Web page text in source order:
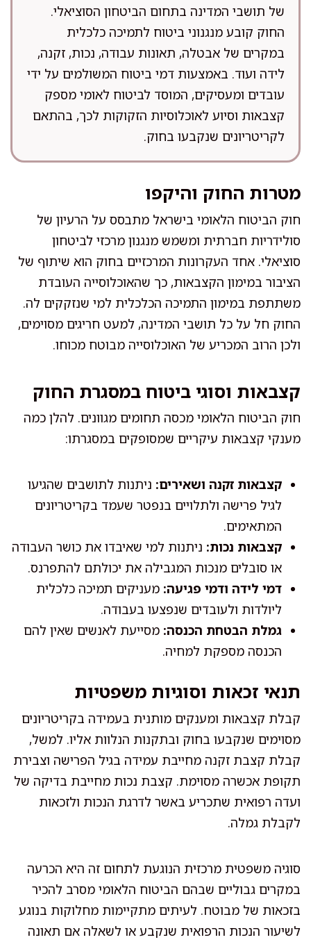
של תושבי המדינה בתחום הביטחון הסוציאלי.
החוק קובע מנגנוני ביטוח לתמיכה כלכלית
במקרים של אבטלה, תאונות עבודה, נכות, זקנה,
לידה ועוד. באמצעות דמי ביטוח המשולמים על ידי
עובדים ומעסיקים, המוסד לביטוח לאומי מספק
קצבאות וסיוע לאוכלוסיות הזקוקות לכך, בהתאם
לקריטריונים שנקבעו בחוק.
מטרות החוק והיקפו
חוק הביטוח הלאומי בישראל מתבסס על הרעיון של
סולידריות חברתית ומשמש מנגנון מרכזי לביטחון
סוציאלי. אחד העקרונות המרכזיים בחוק הוא שיתוף של
הציבור במימון הקצבאות, כך שהאוכלוסייה העובדת
משתתפת במימון התמיכה הכלכלית למי שנזקקים לה.
החוק חל על כל תושבי המדינה, למעט חריגים מסוימים,
ולכן הרוב המכריע של האוכלוסייה מבוטח מכוחו.
קצבאות וסוגי ביטוח במסגרת החוק
חוק הביטוח הלאומי מכסה תחומים מגוונים. להלן כמה
מענקי קצבאות עיקריים שמסופקים במסגרתו:
קצבאות זקנה ושאירים: ניתנות לתושבים שהגיעו
לגיל פרישה ולתלויים בנפטר שעמד בקריטריונים
המתאימים.
קצבאות נכות: ניתנות למי שאיבדו את כושר העבודה
או סובלים מנכות המגבילה את יכולתם להתפרנס.
דמי לידה ודמי פגיעה: מעניקים תמיכה כלכלית
ליולדות ולעובדים שנפצעו בעבודה.
גמלת הבטחת הכנסה: מסייעת לאנשים שאין להם
הכנסה מספקת למחיה.
תנאי זכאות וסוגיות משפטיות
קבלת קצבאות ומענקים מותנית בעמידה בקריטריונים
מסוימים שנקבעו בחוק ובתקנות הנלוות אליו. למשל,
קבלת קצבת זקנה מחייבת עמידה בגיל הפרישה וצבירת
תקופת אכשרה מסוימת. קצבת נכות מחייבת בדיקה של
ועדה רפואית שתכריע באשר לדרגת הנכות ולזכאות
לקבלת גמלה.
סוגיה משפטית מרכזית הנוגעת לתחום זה היא הכרעה
במקרים גבוליים שבהם הביטוח הלאומי מסרב להכיר
בזכאות של מבוטח. לעיתים מתקיימות מחלוקות בנוגע
לשיעור הנכות הרפואית שנקבע או לשאלה אם תאונה